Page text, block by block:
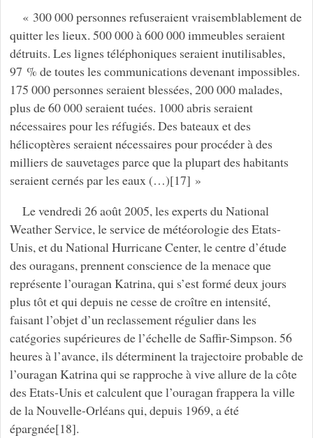
« 300 000 personnes refuseraient vraisemblablement de
quitter les lieux. 500 000 à 600 000 immeubles seraient
détruits. Les lignes téléphoniques seraient inutilisables,
97 % de toutes les communications devenant impossibles.
175 000 personnes seraient blessées, 200 000 malades,
plus de 60 000 seraient tuées. 1000 abris seraient
nécessaires pour les réfugiés. Des bateaux et des
hélicoptères seraient nécessaires pour procéder à des
milliers de sauvetages parce que la plupart des habitants
seraient cernés par les eaux (…)[17] »
Le vendredi 26 août 2005, les experts du National
Weather Service, le service de météorologie des Etats-
Unis, et du National Hurricane Center, le centre d’étude
des ouragans, prennent conscience de la menace que
représente l’ouragan Katrina, qui s’est formé deux jours
plus tôt et qui depuis ne cesse de croître en intensité,
faisant l’objet d’un reclassement régulier dans les
catégories supérieures de l’échelle de Saffir-Simpson. 56
heures à l’avance, ils déterminent la trajectoire probable de
l’ouragan Katrina qui se rapproche à vive allure de la côte
des Etats-Unis et calculent que l’ouragan frappera la ville
de la Nouvelle-Orléans qui, depuis 1969, a été
épargnée[18].